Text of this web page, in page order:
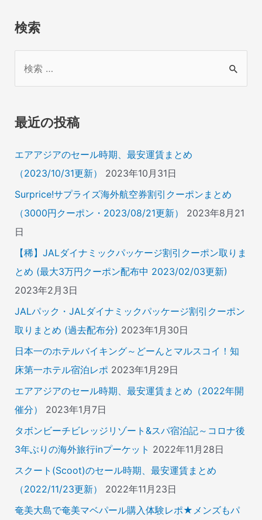
検索
象
最近の投稿
エアアジアのセール時期、最安運賃まとめ
（2023/10/31更新）
2023年10月31日
Surprice!サプライズ海外航空券割引クーポンまとめ
（3000円クーポン・2023/08/21更新）
2023年8月21
日
【稀】JALダイナミックパッケージ割引クーポン取りま
とめ (最大3万円クーポン配布中 2023/02/03更新)
2023年2月3日
JALパック・JALダイナミックパッケージ割引クーポン
取りまとめ (過去配布分) 2023年1月30日
日本一のホテルバイキング～どーんとマルスコイ！知
床第一ホテル宿泊レポ 2023年1月29日
エアアジアのセール時期、最安運賃まとめ（2022年開
催分）
2023年1月7日
タボンビーチビレッジリゾート&スパ宿泊記～コロナ後
3年ぶりの海外旅行inプーケット 2022年11月28日
スクート(Scoot)のセール時期、最安運賃まとめ
（2022/11/23更新）
2022年11月23日
奄美大島で奄美マベパール購入体験レポ★メンズもパ